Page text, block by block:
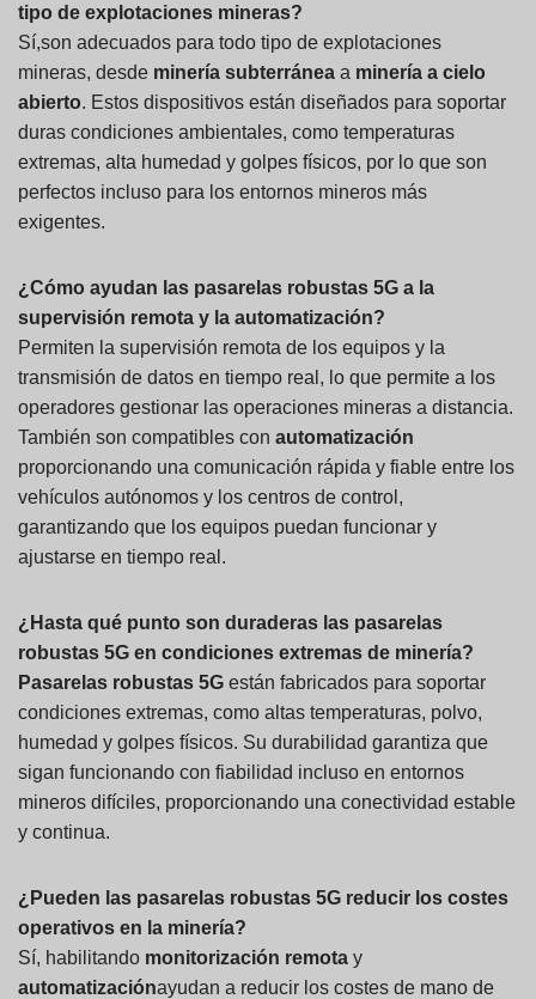
tipo de explotaciones mineras?
Sí,son adecuados para todo tipo de explotaciones
mineras, desde minería subterránea a minería a cielo
abierto. Estos dispositivos están diseñados para soportar
duras condiciones ambientales, como temperaturas
extremas, alta humedad y golpes físicos, por lo que son
perfectos incluso para los entornos mineros más
exigentes.
¿Cómo ayudan las pasarelas robustas 5G a la
supervisión remota y la automatización?
Permiten la supervisión remota de los equipos y la
transmisión de datos en tiempo real, lo que permite a los
operadores gestionar las operaciones mineras a distancia.
También son compatibles con automatización
proporcionando una comunicación rápida y fiable entre los
vehículos autónomos y los centros de control,
garantizando que los equipos puedan funcionar y
ajustarse en tiempo real.
¿Hasta qué punto son duraderas las pasarelas
robustas 5G en condiciones extremas de minería?
Pasarelas robustas 5G están fabricados para soportar
condiciones extremas, como altas temperaturas, polvo,
humedad y golpes físicos. Su durabilidad garantiza que
sigan funcionando con fiabilidad incluso en entornos
mineros difíciles, proporcionando una conectividad estable
y continua.
¿Pueden las pasarelas robustas 5G reducir los costes
operativos en la minería?
Sí, habilitando monitorización remota y
automatizaciónayudan a reducir los costes de mano de